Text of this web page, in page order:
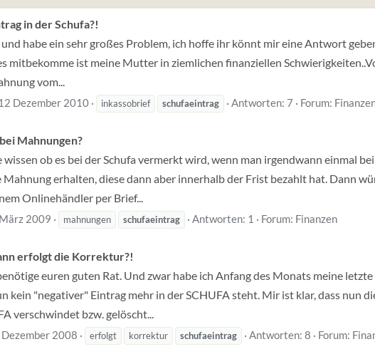
in der Schufa?!
habe ein sehr großes Problem, ich hoffe ihr könnt mir eine Antwort
mitbekomme ist meine Mutter in ziemlichen finanziellen
vom...
Dezember 2010 inkassobrief schufaeintrag Antworten: 7 Forum:
Mahnungen?
wissen ob es bei der Schufa vermerkt wird, wenn man irgendwann einmal
Mahnung erhalten, diese dann aber innerhalb der Frist bezahlt hat. Dann
Onlinehändler per Brief...
2009 mahnungen schufaeintrag Antworten: 1 Forum: Finanzen
erfolgt die Korrektur?!
euren guten Rat. Und zwar habe ich Anfang des Monats meine
kein "negativer" Eintrag mehr in der SCHUFA steht. Mir ist klar, dass nun
verschwindet bzw. gelöscht...
Dezember 2008 erfolgt korrektur schufaeintrag Antworten: 8 Forum: